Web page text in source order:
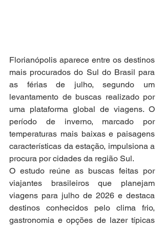
Florianópolis aparece entre os destinos
mais procurados do Sul do Brasil para
as férias de julho, segundo um
levantamento de buscas realizado por
uma plataforma global de viagens. O
período de inverno, marcado por
temperaturas mais baixas e paisagens
características da estação, impulsiona a
procura por cidades da região Sul.
O estudo reúne as buscas feitas por
viajantes brasileiros que planejam
viagens para julho de 2026 e destaca
destinos conhecidos pelo clima frio,
gastronomia e opções de lazer típicas